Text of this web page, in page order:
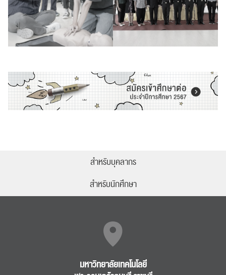
สำหรับบุคลากร
สำหรับนักศึกษา
มหาวิทยาลัยเทคโนโลยี
ส่งข่าวประชาสัมพันธ์
ส่งข่าวประชาสัมพันธ์
RC Activity